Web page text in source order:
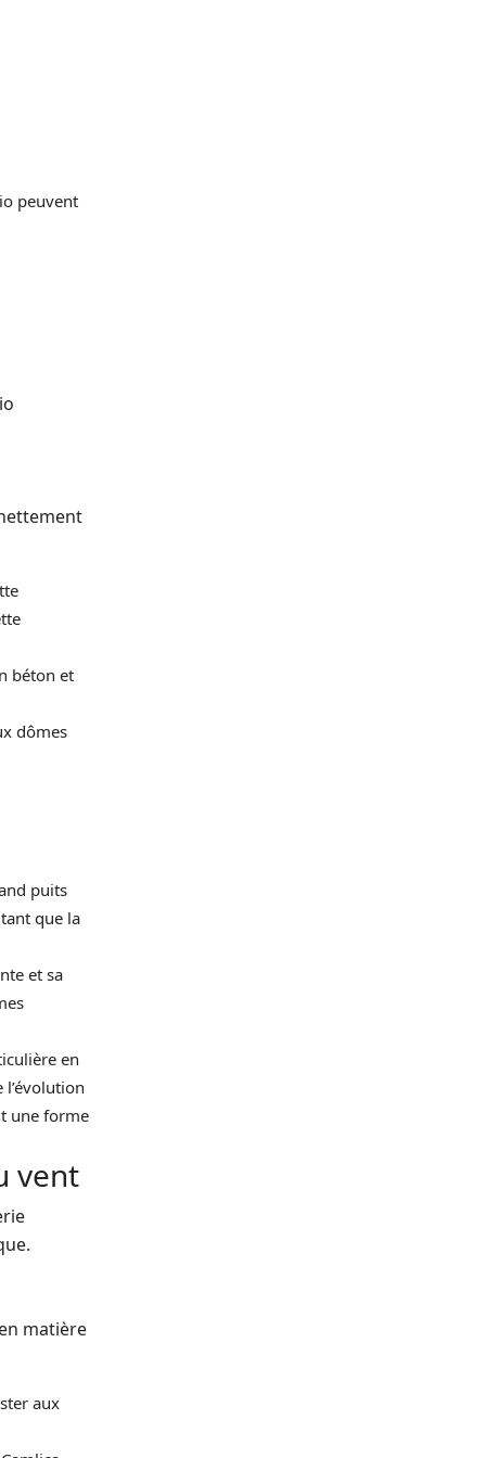
peuvent
béton et
dômes
puits
que la
et sa
en
une forme
vent
matière
aux